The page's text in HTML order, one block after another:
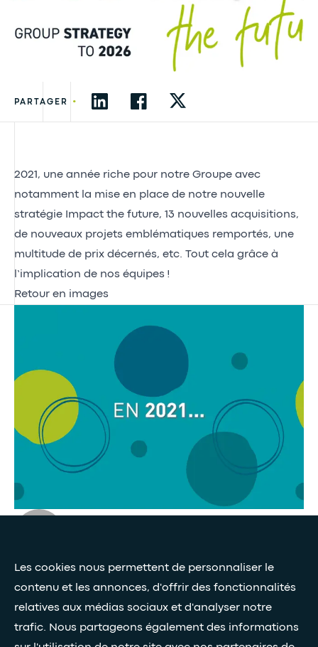
Les cookies nous permettent de personnaliser le
contenu et les annonces, d'offrir des fonctionnalités
relatives aux médias sociaux et d'analyser notre
trafic. Nous partageons également des informations
PARTAGER •
2021, une année riche pour notre Groupe avec
notamment la mise en place de notre nouvelle
stratégie Impact the future, 13 nouvelles acquisitions,
de nouveaux projets emblématiques remportés, une
multitude de prix décernés, etc. Tout cela grâce à
l’implication de nos équipes !
Retour en images
Nos livres blancs
Restez connectés grâce à notre newsletter